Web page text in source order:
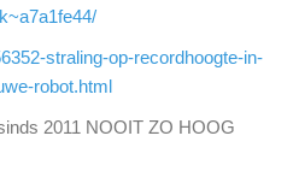
straling-op-recordhoogte-in-
robot.html
2011 NOOIT ZO HOOG